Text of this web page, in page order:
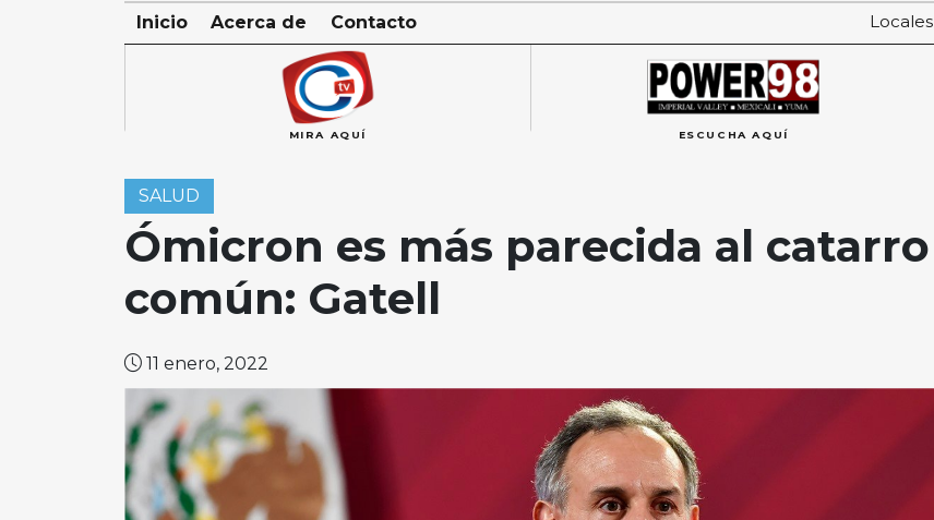
Locales
Inicio Acerca de Contacto
MIRA AQUÍ ESCUCHA AQUÍ
SALUD
Ómicron es más parecida al catarro
común: Gatell
11 enero, 2022